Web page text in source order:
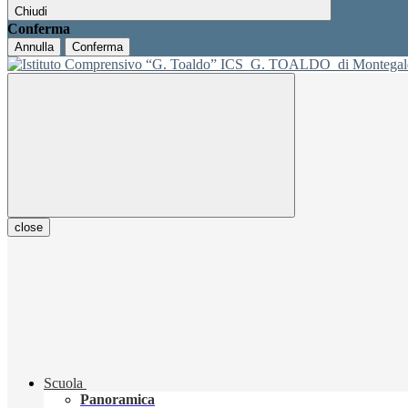
Chiudi
Conferma
Annulla Conferma
ICS G. TOALDO di
close
Scuola
Panoramica